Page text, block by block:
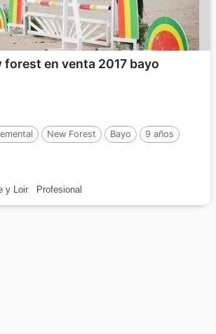
forest en venta 2017 bayo
New Forest Bayo 9 años
y Loir Profesional